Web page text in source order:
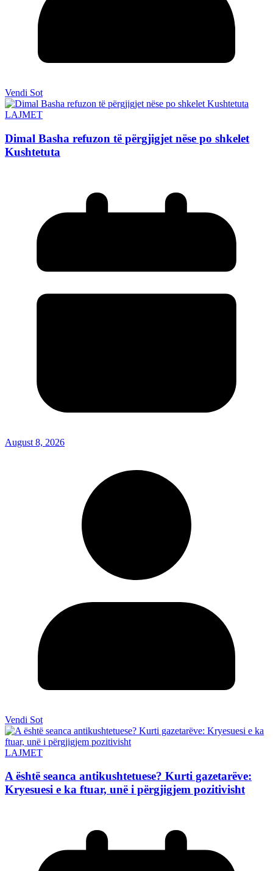
Vendi Sot
LAJMET
Dimal Basha refuzon të përgjigjet nëse po shkelet
Kushtetuta
August 8, 2026
Vendi Sot
LAJMET
A është seanca antikushtetuese? Kurti gazetarëve:
Kryesuesi e ka ftuar, unë i përgjigjem pozitivisht